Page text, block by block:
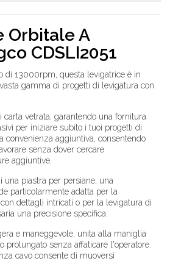
Orbitale A
CDSLI2051
di 13000rpm, questa levigatrice è in
gamma di progetti di levigatura con
carta vetrata, garantendo una fornitura
per iniziare subito i tuoi progetti di
convenienza aggiuntiva, consentendo
senza dover cercare
aggiuntive.
una piastra per persiane, una
particolarmente adatta per la
dettagli intricati o per la levigatura di
una precisione specifica.
e maneggevole, unita alla maniglia
prolungato senza affaticare l'operatore.
cavo consente di muoversi